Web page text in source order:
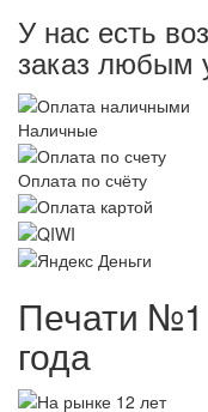
У нас есть
заказ любым
Наличные
Оплата по счёту
Печати
года